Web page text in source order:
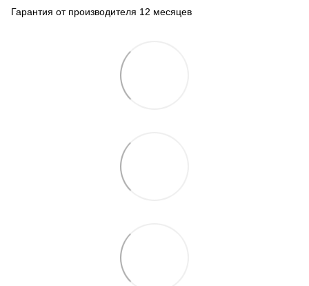
Гарантия от производителя 12 месяцев